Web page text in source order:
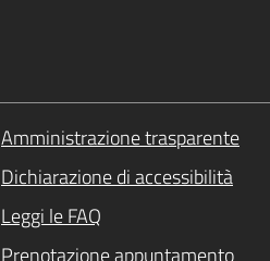
Amministrazione trasparente
Dichiarazione di accessibilità
Leggi le FAQ
Prenotazione appuntamento